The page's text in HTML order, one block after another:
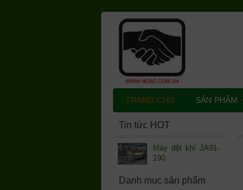
Tin tức HOT
Máy dệt khí JA91-
190
Danh mục sản phẩm
TRANG CHỦ SẢN PHẨM